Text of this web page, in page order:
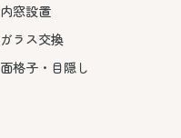
内窓設置
ガラス交換
面格子・目隠し